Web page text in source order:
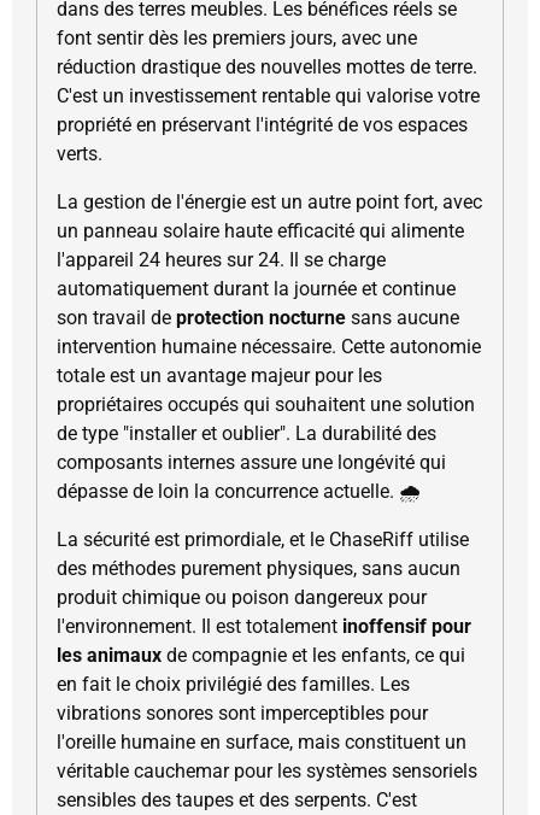
dans des terres meubles. Les bénéfices réels se
font sentir dès les premiers jours, avec une
réduction drastique des nouvelles mottes de terre.
C'est un investissement rentable qui valorise votre
propriété en préservant l'intégrité de vos espaces
verts.
La gestion de l'énergie est un autre point fort, avec
un panneau solaire haute efficacité qui alimente
l'appareil 24 heures sur 24. Il se charge
automatiquement durant la journée et continue
son travail de protection nocturne sans aucune
intervention humaine nécessaire. Cette autonomie
totale est un avantage majeur pour les
propriétaires occupés qui souhaitent une solution
de type "installer et oublier". La durabilité des
composants internes assure une longévité qui
dépasse de loin la concurrence actuelle. 🌧️
La sécurité est primordiale, et le ChaseRiff utilise
des méthodes purement physiques, sans aucun
produit chimique ou poison dangereux pour
l'environnement. Il est totalement inoffensif pour
les animaux de compagnie et les enfants, ce qui
en fait le choix privilégié des familles. Les
vibrations sonores sont imperceptibles pour
l'oreille humaine en surface, mais constituent un
véritable cauchemar pour les systèmes sensoriels
sensibles des taupes et des serpents. C'est